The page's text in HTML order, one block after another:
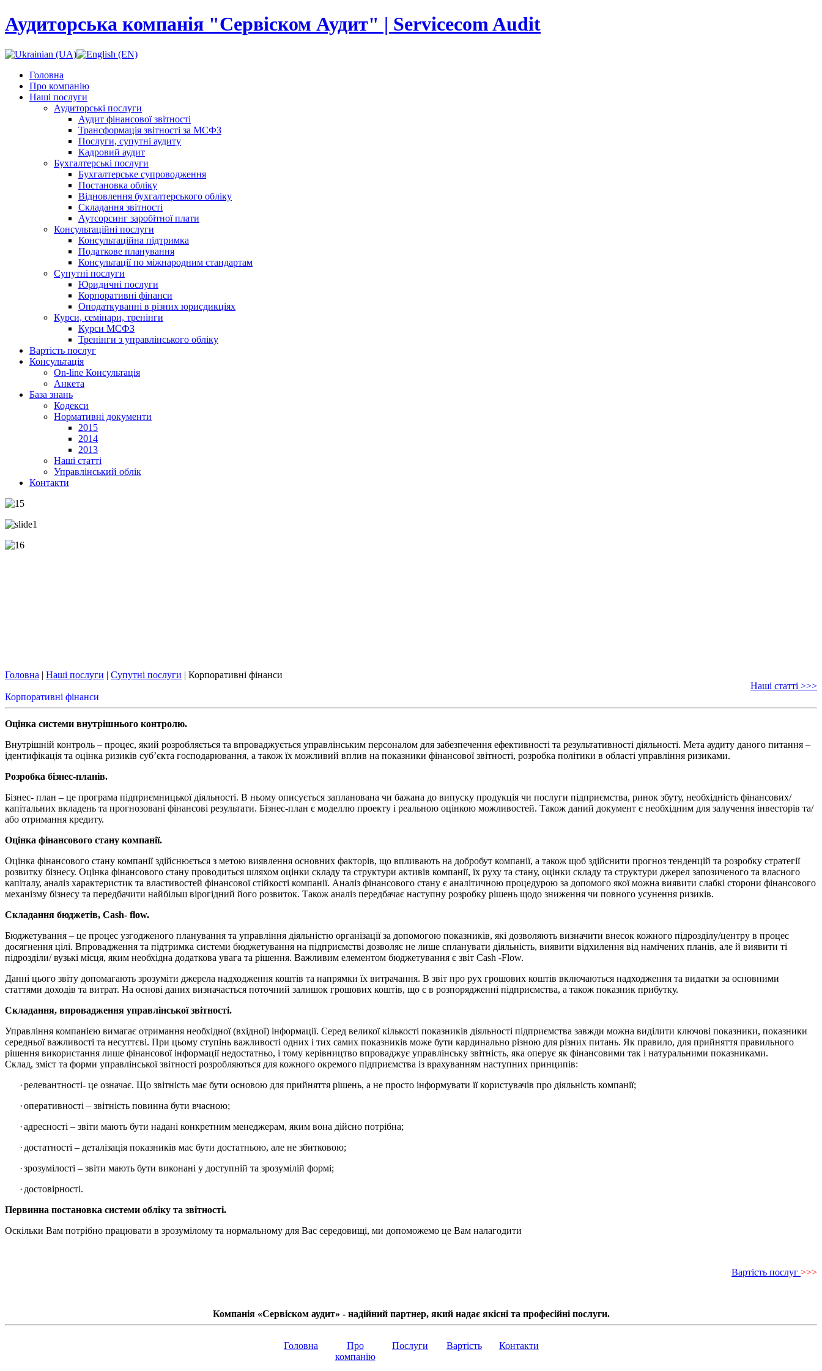
Аудиторська компанія "Сервіском Аудит" | Servicecom Audit
Головна
Про компанію
Наші послуги
Аудиторські послуги
Аудит фінансової звітності
Трансформація звітності за МСФЗ
Послуги, супутні аудиту
Кадровий аудит
Бухгалтерські послуги
Бухгалтерське супроводження
Постановка обліку
Відновлення бухгалтерського обліку
Складання звітності
Аутсорсинг заробітної плати
Консультаційні послуги
Консультаційна підтримка
Податкове планування
Консультації по міжнародним стандартам
Супутні послуги
Юридичні послуги
Корпоративні фінанси
Оподаткуванні в різних юрисдикціях
Курси, семінари, тренінги
Курси МСФЗ
Тренінги з управлінського обліку
Вартість послуг
Консультація
On-line Консультація
Анкета
База знань
Кодекси
Нормативні документи
2015
2014
2013
Наші статті
Управлінський облік
Контакти
Головна | Наші послуги | Супутні послуги | Корпоративні фінанси
Наші статті >>>
Корпоративні фінанси
Оцінка системи внутрішнього контролю.
Внутрішній контроль – процес, який розробляється та впроваджується управлінським персоналом для забезпечення ефективності та результативності діяльності. Мета аудиту даного питання –
ідентифікація та оцінка ризиків суб’єкта господарювання, а також їх можливий вплив на показники фінансової звітності, розробка політики в області управління ризиками.
Розробка бізнес-планів.
Бізнес- план – це програма підприємницької діяльності. В ньому описується запланована чи бажана до випуску продукція чи послуги підприємства, ринок збуту, необхідність фінансових/
капітальних вкладень та прогнозовані фінансові результати. Бізнес-план є моделлю проекту і реальною оцінкою можливостей. Також даний документ є необхідним для залучення інвесторів та/
або отримання кредиту.
Оцінка фінансового стану компанії.
Оцінка фінансового стану компанії здійснюється з метою виявлення основних факторів, що впливають на добробут компанії, а також щоб здійснити прогноз тенденцій та розробку стратегії
розвитку бізнесу. Оцінка фінансового стану проводиться шляхом оцінки складу та структури активів компанії, їх руху та стану, оцінки складу та структури джерел запозиченого та власного
капіталу, аналіз характеристик та властивостей фінансової стійкості компанії. Аналіз фінансового стану є аналітичною процедурою за допомого якої можна виявити слабкі сторони фінансового
механізму бізнесу та передбачити найбільш вірогідний його розвиток. Також аналіз передбачає наступну розробку рішень щодо зниження чи повного усунення ризиків.
Складання бюджетів, Cash- flow.
Бюджетування – це процес узгодженого планування та управління діяльністю організації за допомогою показників, які дозволяють визначити внесок кожного підрозділу/центру в процес
досягнення цілі. Впровадження та підтримка системи бюджетування на підприємстві дозволяє не лише спланувати діяльність, виявити відхилення від намічених планів, але й виявити ті
підрозділи/ вузькі місця, яким необхідна додаткова увага та рішення. Важливим елементом бюджетування є звіт Cash -Flow.
Данні цього звіту допомагають зрозуміти джерела надходження коштів та напрямки їх витрачання. В звіт про рух грошових коштів включаються надходження та видатки за основними
статтями доходів та витрат. На основі даних визначається поточний залишок грошових коштів, що є в розпорядженні підприємства, а також показник прибутку.
Складання, впровадження управлінської звітності.
Управління компанією вимагає отримання необхідної (вхідної) інформації. Серед великої кількості показників діяльності підприємства завжди можна виділити ключові показники, показники
середньої важливості та несуттєві. При цьому ступінь важливості одних і тих самих показників може бути кардинально різною для різних питань. Як правило, для прийняття правильного
рішення використання лише фінансової інформації недостатньо, і тому керівництво впроваджує управлінську звітність, яка оперує як фінансовими так і натуральними показниками.
Склад, зміст та форми управлінської звітності розробляються для кожного окремого підприємства із врахуванням наступних принципів:
·релевантності- це означає. Що звітність має бути основою для прийняття рішень, а не просто інформувати її користувачів про діяльність компанії;
·оперативності – звітність повинна бути вчасною;
·адресності – звіти мають бути надані конкретним менеджерам, яким вона дійсно потрібна;
· достатності – деталізація показників має бути достатньою, але не збитковою;
·зрозумілості – звіти мають бути виконані у доступній та зрозумілій формі;
· достовірності.
Первинна постановка системи обліку та звітності.
Оскільки Вам потрібно працювати в зрозумілому та нормальному для Вас середовищі, ми допоможемо це Вам налагодити
Вартість послуг >>>
Компанія «Сервіском аудит» - надійний партнер, який надає якісні та професійні послуги.
Головна
Про
компанію
Послуги Вартість Контакти